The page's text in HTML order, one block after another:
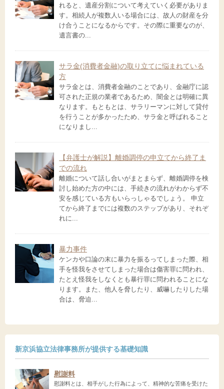
れると、遺産分割について考えていく必要がありま
す。相続人が複数人いる場合には、故人の財産を分
け合うことになるからです。その際に重要なのが、
遺言書の...
サラ金(消費者金融)の取り立てに悩まれている
方
サラ金とは、消費者金融のことであり、金融庁に認
可された正規の業者であるため、闇金とは明確に異
なります。もともとは、サラリーマンに対して貸付
を行うことが多かったため、サラ金と呼ばれること
になりまし...
【弁護士が解説】離婚調停の申立てから終了ま
での流れ
離婚について話し合いがまとまらず、離婚調停を検
討し始めた方の中には、手続きの流れがわからず不
安を感じている方もいらっしゃるでしょう。 申立
てから終了までには複数のステップがあり、それぞ
れに...
暴力事件
ケンカや口論の末に暴力を振るってしまった際、相
手を怪我をさせてしまった場合は傷害罪に問われ、
たとえ怪我をしなくとも暴行罪に問われることにな
ります。また、他人を脅したり、威嚇したりした場
合は、脅迫...
新京浜協立法律事務所が提供する基礎知識
慰謝料
慰謝料とは、相手がした行為によって、精神的な苦痛を受けた